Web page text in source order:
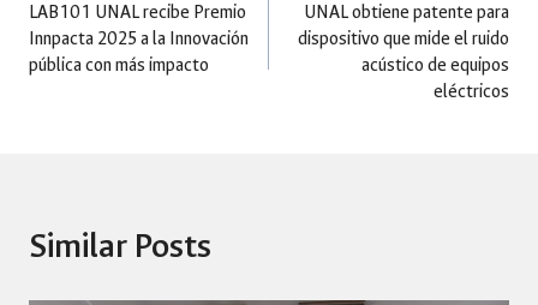
navigation
LAB101 UNAL recibe Premio
Innpacta 2025 a la Innovación
pública con más impacto
UNAL obtiene patente para
dispositivo que mide el ruido
acústico de equipos
eléctricos
Similar Posts